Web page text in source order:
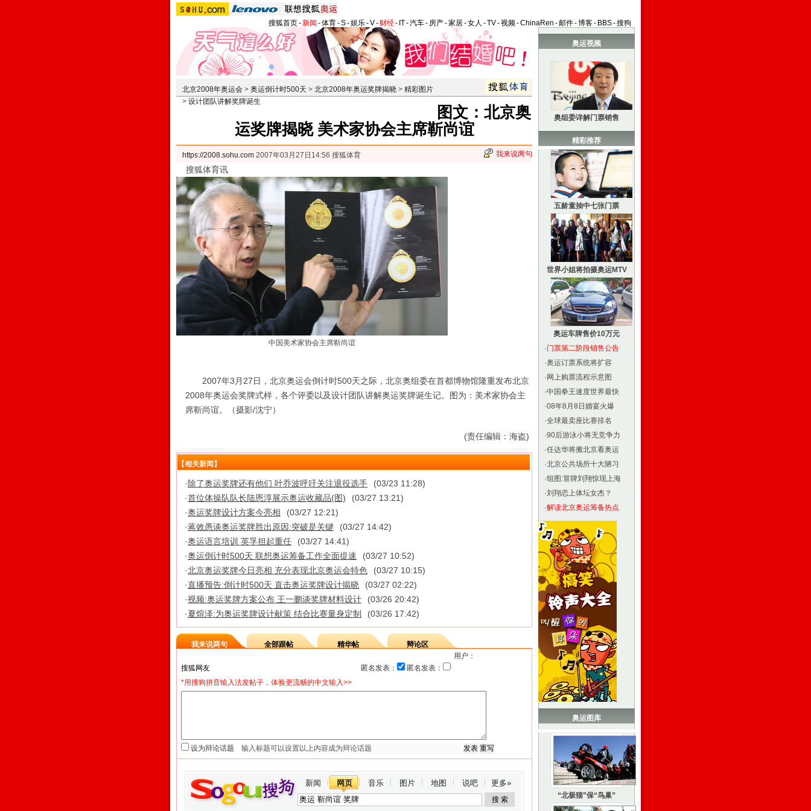
搜狐首页-新闻 -体育-S-娱乐-V- 财经- IT-汽车- 房产-家居-女人 -TV-视频-ChinaRen -邮件-博客- BBS-搜狗
北京2008年奥运会 > 奥运倒计时500天 > 北京2008年奥运奖牌揭晓 > 精彩图片
> 设计团队讲解奖牌诞生
图文：北京奥
运奖牌揭晓 美术家协会主席靳尚谊
https://2008.sohu.com 2007年03月27日14:56 搜狐体育 我来说两句
搜狐体育讯
中国美术家协会主席靳尚谊
2007年3月27日，北京奥运会倒计时500天之际，北京奥组委在首都博物馆隆重发布北京
2008年奥运会奖牌式样，各个评委以及设计团队讲解奥运奖牌诞生记。图为：美术家协会主
席靳尚谊。（摄影/沈宁）
(责任编辑：海盗)
【相关新闻】
· 除了奥运奖牌还有他们 叶乔波呼吁关注退役选手
(03/23 11:28)
·首位体操队队长陆恩淳展示奥运收藏品(图)
(03/27 13:21)
·奥运奖牌设计方案今亮相
(03/27 12:21)
·蒋效愚谈奥运奖牌胜出原因:突破是关键
(03/27 14:42)
·奥运语言培训 英孚担起重任
(03/27 14:41)
·奥运倒计时500天 联想奥运筹备工作全面提速
(03/27 10:52)
·北京奥运奖牌今日亮相 充分表现北京奥运会特色
(03/27 10:15)
·直播预告:倒计时500天 直击奥运奖牌设计揭晓
(03/27 02:22)
·视频:奥运奖牌方案公布 王一鹏谈奖牌材料设计
(03/26 20:42)
·夏煊泽:为奥运奖牌设计献策 结合比赛量身定制 (03/26 17:42)
我来说两句 全部跟帖 精华帖
辩论区
用户：
匿名发表：
匿名发表：
*用搜狗拼音输入法发帖子，体验更流畅的中文输入>>
设为辩论话题
新闻 网页 音乐 图片 地图 说吧 更多»
奥运视频
奥组委详解门票销售
精彩推荐
五龄童抽中七张门票
世界小姐将拍摄奥运MTV
奥运车牌售价10万元
·门票第二阶段销售公告
·奥运订票系统将扩容
· 网上购票流程示意图
·中国拳王速度世界最快
·08年8月8日婚宴火爆
·全球最卖座比赛排名
·90后游泳小将无竞争力
·任达华将搬北京看奥运
·北京公共场所十大陋习
·组图:冒牌刘翔惊现上海
·刘翔恋上体坛女杰？
·解读北京奥运筹备热点
奥运图库
“北极猫”保“鸟巢”